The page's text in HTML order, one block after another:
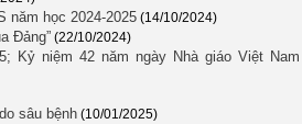
năm học 2024-2025 (14/10/2024)
Đảng” (22/10/2024)
Kỷ niệm 42 năm ngày Nhà giáo Việt Nam
sâu bệnh (10/01/2025)